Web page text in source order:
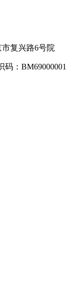
复兴路6号院
：BM69000001